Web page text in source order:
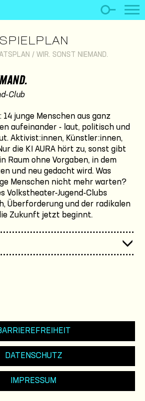
SPIELPLAN
/ WIR. SONST NIEMAND.
Club
junge Menschen aus ganz
aufeinander - laut, politisch und
Aktivist:innen, Künstler:innen,
die KI AURA hört zu, sonst gibt
Raum ohne Vorgaben, in dem
und neu gedacht wird. Was
Menschen nicht mehr warten?
Volkstheater-Jugend-Clubs
Überforderung und der radikalen
Zukunft jetzt beginnt.
DATENSCHUTZ
IMPRESSUM